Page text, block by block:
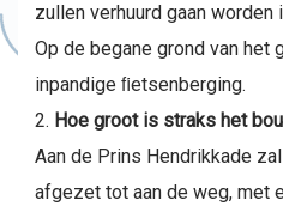
zullen verhuurd gaan
Op de begane grond van het
inpandige ﬁetsenberging.
Hoe groot is straks het
Aan de Prins Hendrikkade
afgezet tot aan de weg, met